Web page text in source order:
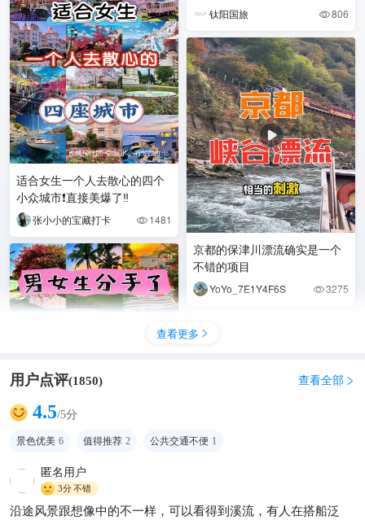
适合女生一个人去散心的四个
小众城市❗️直接美爆了‼️
张小小的宝藏打卡  1481
💥让你美到前任后悔!
爱旅行的小丹妮
钛阳国旅 806
京都的保津川漂流确实是一个
不错的项目
YoYo_7E1Y4F6S 3275
查看更多 
用户点评(1850) 查看全部 
4.5/5分
景色优美 6 值得推荐 2 公共交通不便 1
匿名用户
3分不错
沿途风景跟想像中的不一样，可以看得到溪流，有人在搭船泛